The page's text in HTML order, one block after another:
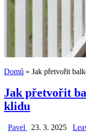
Domů » Jak přetvořit
Jak přetvořit
klidu
Pavel 23. 3. 2025